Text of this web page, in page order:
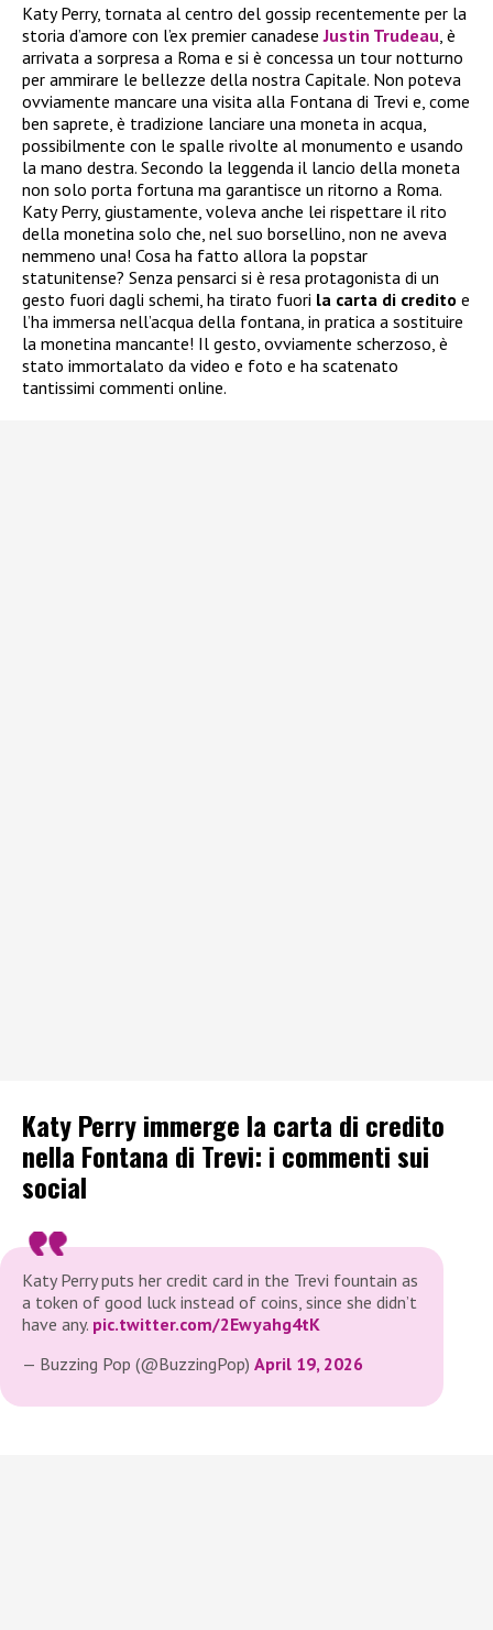
Katy Perry, tornata al centro del gossip recentemente per la
storia d’amore con l’ex premier canadeseJustin Trudeau , è
arrivata a sorpresa a Roma e si è concessa un tour notturno
per ammirare le bellezze della nostra Capitale. Non poteva
ovviamente mancare una visita alla Fontana di Trevi e, come
ben saprete, è tradizione lanciare una moneta in acqua,
possibilmente con le spalle rivolte al monumento e usando
la mano destra. Secondo la leggenda il lancio della moneta
non solo porta fortuna ma garantisce un ritorno a Roma.
Katy Perry, giustamente, voleva anche lei rispettare il rito
della monetina solo che, nel suo borsellino, non ne aveva
nemmeno una! Cosa ha fatto allora la popstar
statunitense? Senza pensarci si è resa protagonista di un
gesto fuori dagli schemi, ha tirato fuori la carta di credito e
l’ha immersa nell’acqua della fontana, in pratica a sostituire
la monetina mancante! Il gesto, ovviamente scherzoso, è
stato immortalato da video e foto e ha scatenato
tantissimi commenti online.
Katy Perry immerge la carta di credito
nella Fontana di Trevi: i commenti sui
social
Katy Perry puts her credit card in the Trevi fountain as
a token of good luck instead of coins, since she didn’t
have any. pic.twitter.com/2Ewyahg4tK
— Buzzing Pop (@BuzzingPop) April 19, 2026